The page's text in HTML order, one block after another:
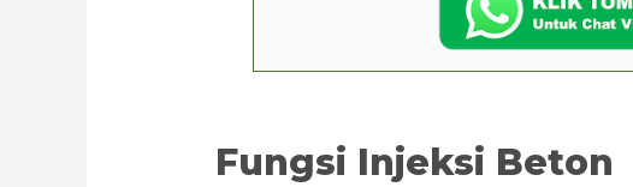
Fungsi Injeksi Beton